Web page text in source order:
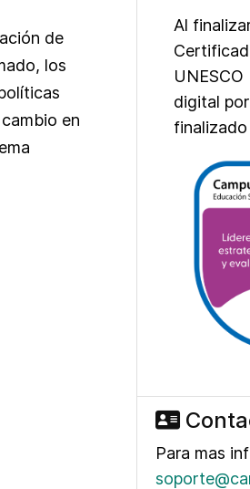
de
los
en
Al
digital
Para mas